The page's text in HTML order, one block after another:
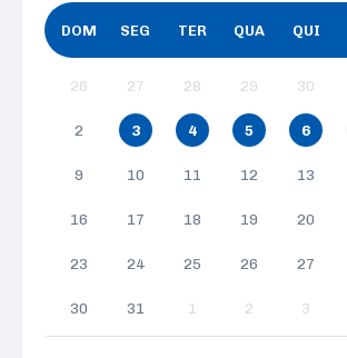
DOM SEG TER QUA QUI
26 27 28 29 30
2 3 4 5 6
9 10 11 12 13
16 17 18 19 20
23 24 25 26 27
30 31 1 2 3